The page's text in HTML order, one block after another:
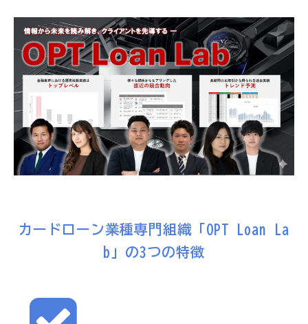
カードローン業種専門組織「OPT Loan La
b」の3つの特徴